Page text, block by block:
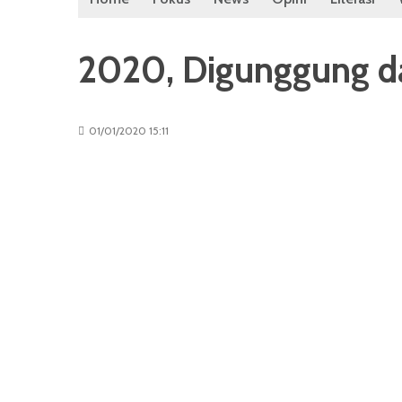
2020, Digunggung
01/01/2020 15:11